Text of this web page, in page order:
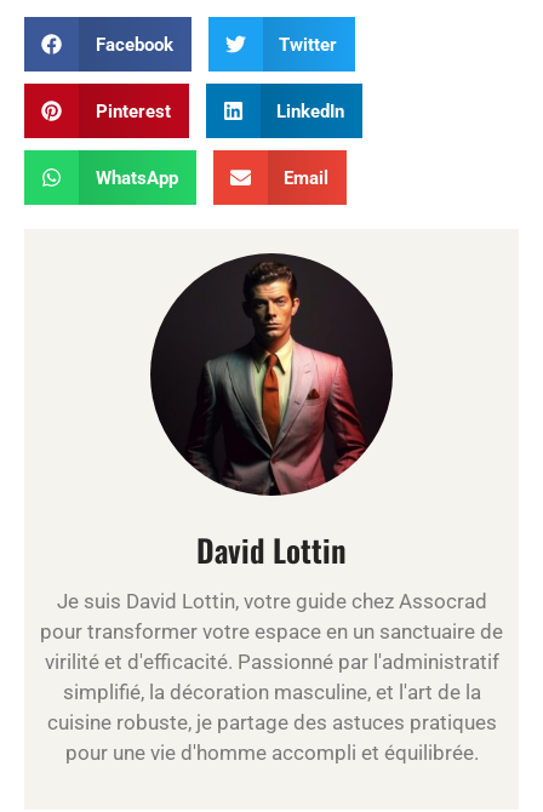
Facebook Twitter
Pinterest LinkedIn
WhatsApp Email
David Lottin
Je suis David Lottin, votre guide chez Assocrad
pour transformer votre espace en un sanctuaire de
virilité et d'efficacité. Passionné par l'administratif
simplifié, la décoration masculine, et l'art de la
cuisine robuste, je partage des astuces pratiques
pour une vie d'homme accompli et équilibrée.